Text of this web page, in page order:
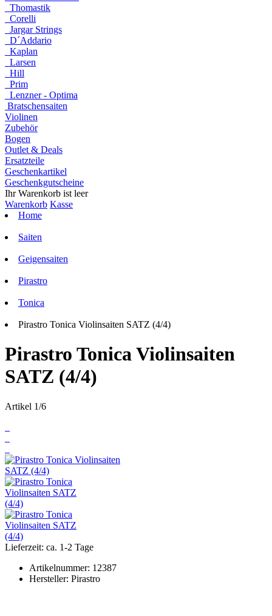
Thomastik
Corelli
Jargar Strings
D´Addario
Kaplan
Larsen
Hill
Prim
Lenzner - Optima
Bratschensaiten
Violinen
Zubehör
Bogen
Outlet & Deals
Ersatzteile
Geschenkartikel
Geschenkgutscheine
Ihr Warenkorb ist leer
Warenkorb Kasse
Home
Saiten
Geigensaiten
Pirastro
Tonica
Pirastro Tonica Violinsaiten SATZ (4/4)
Pirastro Tonica Violinsaiten
SATZ (4/4)
Artikel 1/6
Lieferzeit: ca. 1-2 Tage
Artikelnummer: 12387
Hersteller: Pirastro